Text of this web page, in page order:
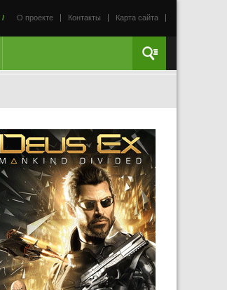
О проекте Контакты Карта сайта
/